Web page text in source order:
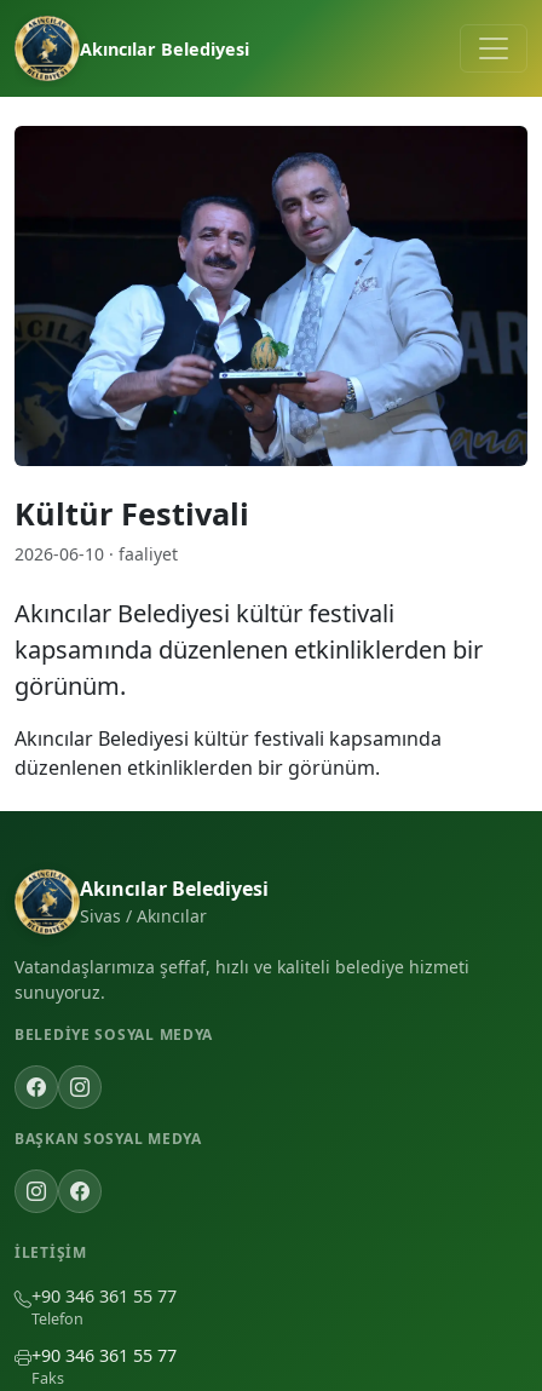
Akıncılar Belediyesi
Kültür Festivali
2026-06-10 · faaliyet
Akıncılar Belediyesi kültür festivali
kapsamında düzenlenen etkinliklerden bir
görünüm.
Akıncılar Belediyesi kültür festivali kapsamında
düzenlenen etkinliklerden bir görünüm.
Akıncılar Belediyesi
Sivas / Akıncılar
Vatandaşlarımıza şeffaf, hızlı ve kaliteli belediye hizmeti
sunuyoruz.
BELEDIYE SOSYAL MEDYA
BAŞKAN SOSYAL MEDYA
İLETIŞIM
+90 346 361 55 77
Telefon
+90 346 361 55 77
Faks